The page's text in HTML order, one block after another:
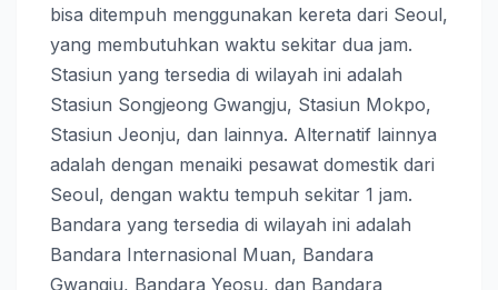
bisa ditempuh menggunakan kereta dari Seoul,
yang membutuhkan waktu sekitar dua jam.
Stasiun yang tersedia di wilayah ini adalah
Stasiun Songjeong Gwangju, Stasiun Mokpo,
Stasiun Jeonju, dan lainnya. Alternatif lainnya
adalah dengan menaiki pesawat domestik dari
Seoul, dengan waktu tempuh sekitar 1 jam.
Bandara yang tersedia di wilayah ini adalah
Bandara Internasional Muan, Bandara
Gwangju, Bandara Yeosu, dan Bandara